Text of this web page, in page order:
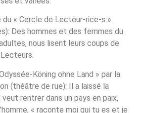
« Cercle de Lecteur-rice-s »
Des hommes et des femmes du
nous lisent leurs coups de
Köning ohne Land » par la
(théâtre de rue): Il a laissé la
rentrer dans un pays en paix,
« raconte moi qui tu es et je